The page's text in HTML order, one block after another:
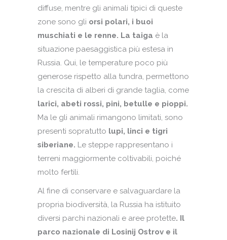
diffuse, mentre gli animali tipici di queste
zone sono gli orsi polari, i buoi
muschiati e le renne. La taiga è la
situazione paesaggistica più estesa in
Russia. Qui, le temperature poco più
generose rispetto alla tundra, permettono
la crescita di alberi di grande taglia, come
larici, abeti rossi, pini, betulle e pioppi.
Ma le gli animali rimangono limitati, sono
presenti sopratutto lupi, linci e tigri
siberiane. Le steppe rappresentano i
terreni maggiormente coltivabili, poiché
molto fertili.
Al fine di conservare e salvaguardare la
propria biodiversità, la Russia ha istituito
diversi parchi nazionali e aree protette. Il
parco nazionale di Losinij Ostrov e il